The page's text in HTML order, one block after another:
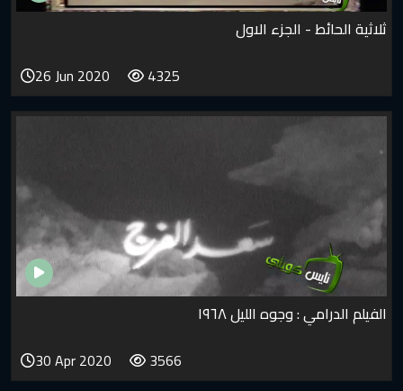
ثلاثية الحائط - الجزء الاول
4325
26 Jun 2020
الفيلم الدرامي : وجوه الليل ١٩٦٨
3566
30 Apr 2020